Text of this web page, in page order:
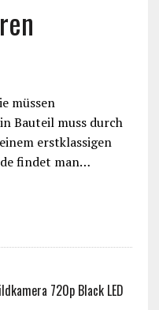
müssen
Bauteil muss durch
erstklassigen
findet man…
720p Black LED